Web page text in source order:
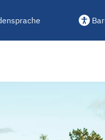
zum